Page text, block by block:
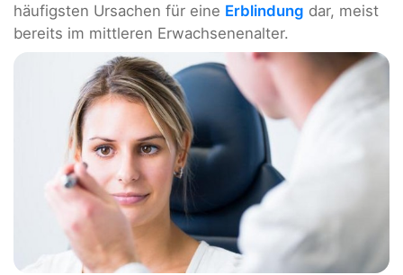
häufigsten Ursachen für eine Erblindung dar, meist
bereits im mittleren Erwachsenenalter.